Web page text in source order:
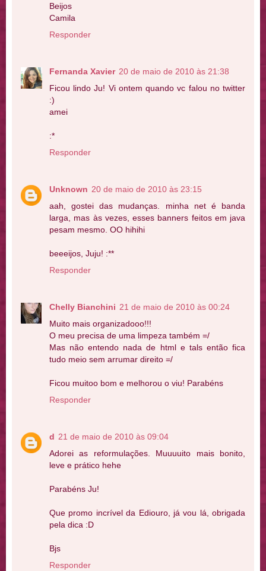
Beijos
Camila
Responder
Fernanda Xavier 20 de maio de 2010 às 21:38
Ficou lindo Ju! Vi ontem quando vc falou no twitter
:)
amei
:*
Responder
Unknown 20 de maio de 2010 às 23:15
aah, gostei das mudanças. minha net é banda
larga, mas às vezes, esses banners feitos em java
pesam mesmo. OO hihihi
beeeijos, Juju! :**
Responder
Chelly Bianchini 21 de maio de 2010 às 00:24
Muito mais organizadooo!!!
O meu precisa de uma limpeza também =/
Mas não entendo nada de html e tals então fica
tudo meio sem arrumar direito =/
Ficou muitoo bom e melhorou o viu! Parabéns
Responder
d 21 de maio de 2010 às 09:04
Adorei as reformulações. Muuuuito mais bonito,
leve e prático hehe
Parabéns Ju!
Que promo incrível da Ediouro, já vou lá, obrigada
pela dica :D
Bjs
Responder